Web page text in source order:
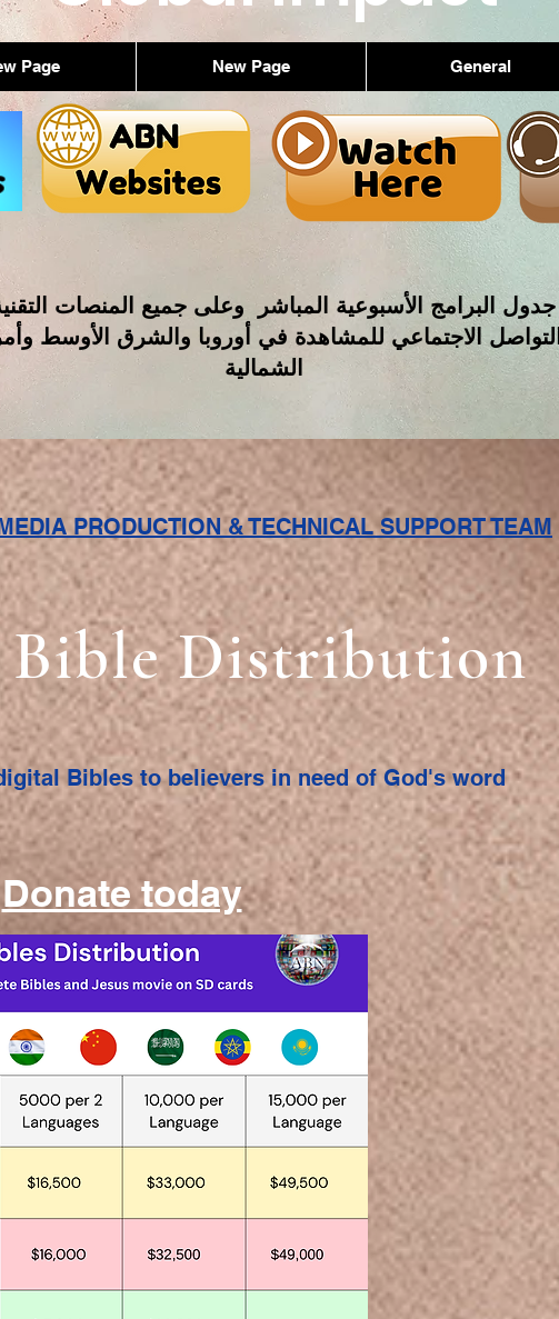
Page New Page General
جدول البرامج الأسبوعية المباشر وعلى جميع المنصات
التواصل الاجتماعي للمشاهدة في أوروبا والشرق الأوسط
الشمالية
PRODUCTION & TECHNICAL SUPPORT TEAM
Distribution
Bibles to believers in need of God's word
Donate today